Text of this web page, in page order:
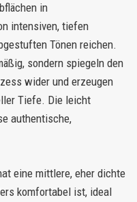
in
intensiven, tiefen
Tönen reichen.
sondern spiegeln den
wider und erzeugen
Tiefe. Die leicht
authentische,
eine mittlere, eher dichte
komfortabel ist, ideal